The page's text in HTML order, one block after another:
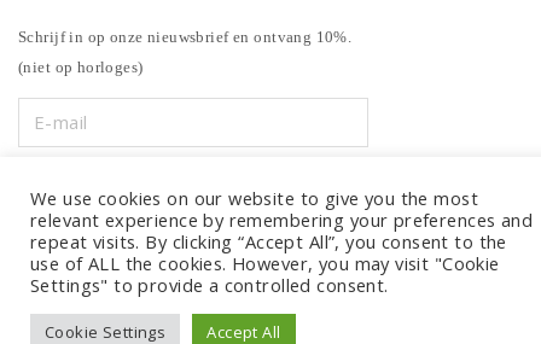
Schrijf in op onze nieuwsbrief en ontvang 10%.
(niet op horloges)
We use cookies on our website to give you the most
relevant experience by remembering your preferences and
repeat visits. By clicking “Accept All”, you consent to the
use of ALL the cookies. However, you may visit "Cookie
Settings" to provide a controlled consent.
Cookie Settings Accept All